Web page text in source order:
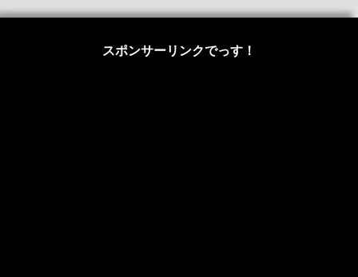
スポンサーリンクでっす！